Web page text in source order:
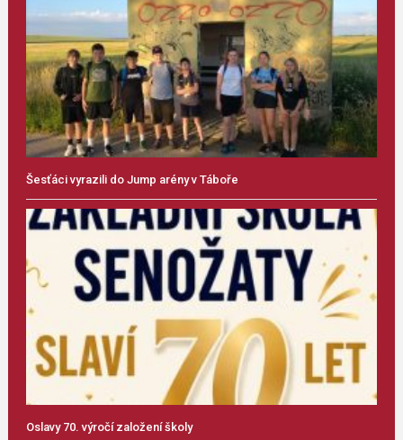
Šesťáci vyrazili do Jump arény v Táboře
Oslavy 70. výročí založení školy